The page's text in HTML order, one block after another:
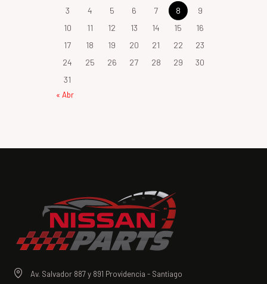
3
4 5 6 7 8
9
10
11 12 13 14 15
16
17
18 19 20 21 22
23
24
25 26 27 28 29
30
31
« Abr
Av. Salvador 887 y 891 Providencia - Santiago